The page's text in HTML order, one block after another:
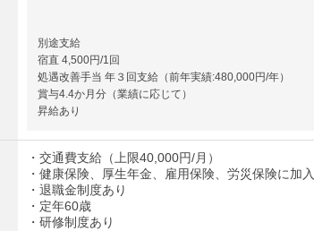
別途支給
宿直 4,500円/1回
処遇改善手当 年３回支給（前年実績:480,000円/年）
賞与4.4か月分（業績に応じて）
昇給あり
・交通費支給（上限40,000円/月）
・健康保険、厚生年金、雇用保険、労災保険に加入
・退職金制度あり
・定年60歳
・研修制度あり